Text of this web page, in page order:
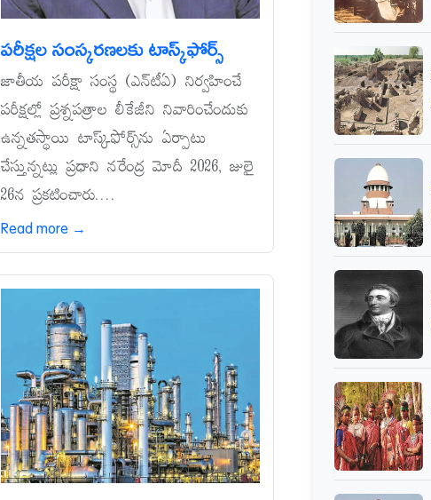
పరీక్షల సంస్కరణలకు టాస్క్‌ఫోర్స్‌
జాతీయ పరీక్షా సంస్థ (ఎన్‌టీఏ) నిర్వహించే
పరీక్షల్లో ప్రశ్నపత్రాల లీకేజీని నివారించేందుకు
ఉన్నతస్థాయి టాస్క్‌ఫోర్స్‌ను ఏర్పాటు
చేస్తున్నట్లు ప్రధాని నరేంద్ర మోదీ 2026, జులై
26న ప్రకటించారు....
Read more →